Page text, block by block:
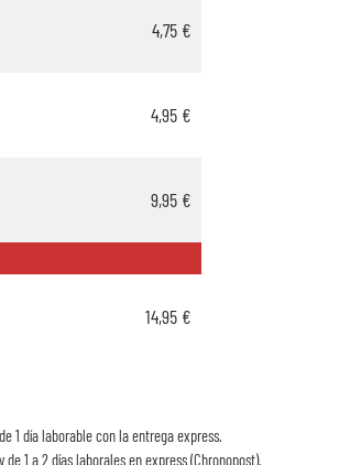
4,75 €
4,95 €
9,95 €
14,95 €
1 día laborable con la entrega express.
1 a 2 días laborales en express (Chronopost).